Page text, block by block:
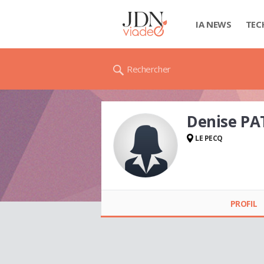
IA NEWS
Rechercher
Denise
LE PECQ
PROFIL